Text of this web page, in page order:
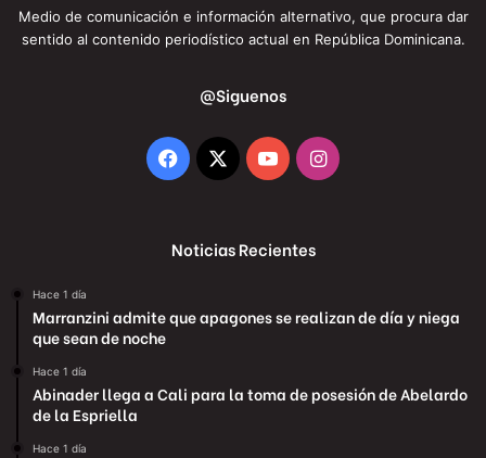
Medio de comunicación e información alternativo, que procura dar
sentido al contenido periodístico actual en República Dominicana.
@Siguenos
Facebook
X YouTubeInstagram
Noticias Recientes
Hace 1 día
Marranzini admite que apagones se realizan de día y niega
que sean de noche
Hace 1 día
Abinader llega a Cali para la toma de posesión de Abelardo
de la Espriella
Hace 1 día